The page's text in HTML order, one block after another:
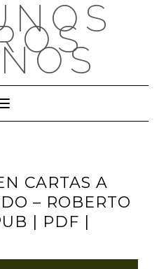
Cambiar modo de navegación
CARTAS A
– ROBERTO
| PDF |